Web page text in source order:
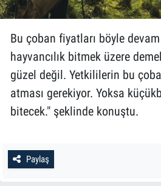
Bu çoban fiyatları böyle
hayvancılık bitmek üzere
güzel değil. Yetkililerin bu
atması gerekiyor. Yoksa
bitecek." şeklinde konuştu.
Paylaş